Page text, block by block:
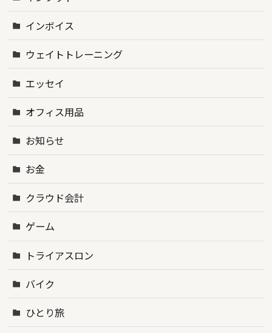
インボイス
ウェイトトレーニング
エッセイ
オフィス用品
お知らせ
お金
クラウド会計
ゲーム
トライアスロン
バイク
ひとり旅